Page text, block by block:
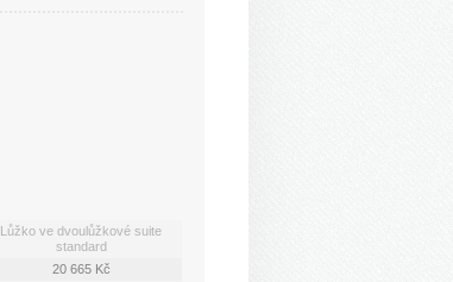
Lůžko ve dvoulůžkové suite
standard
20 665 Kč